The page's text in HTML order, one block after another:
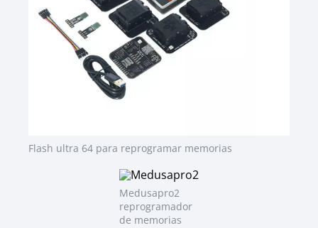
Flash ultra 64 para reprogramar memorias
Medusapro2
reprogramador
de memorias